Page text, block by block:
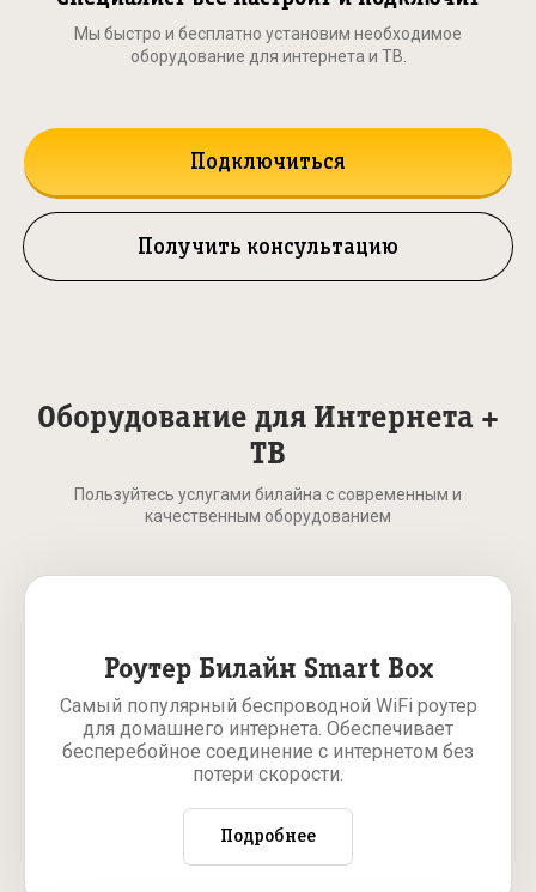
Мы быстро и бесплатно установим необходимое
оборудование для интернета и ТВ.
Подключиться
Получить консультацию
Оборудование для Интернета +
ТВ
Пользуйтесь услугами билайна с современным и
качественным оборудованием
Роутер Билайн Smart Box
Самый популярный беспроводной WiFi роутер
для домашнего интернета. Обеспечивает
бесперебойное соединение с интернетом без
потери скорости.
Подробнее